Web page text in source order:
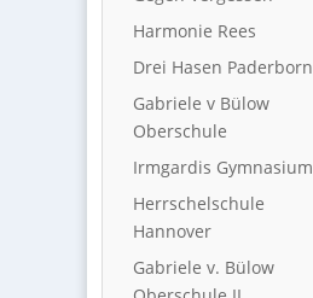
Harmonie Rees
Drei Hasen Paderborn
Gabriele v Bülow
Oberschule
Irmgardis Gymnasium
Herrschelschule
Hannover
Gabriele v. Bülow